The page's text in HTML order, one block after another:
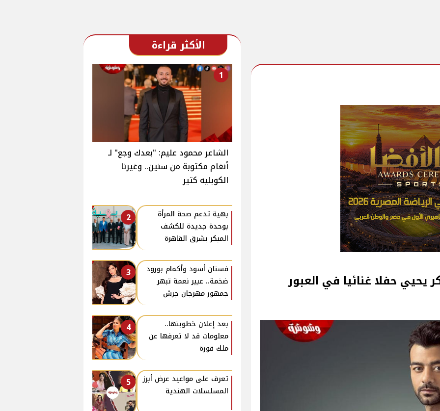
حفلا غنائيا في العبور
الأكثر قراءة
1
الشاعر محمود عليم: "بعدك وجع" لـ
أنغام مكتوبة من سنين.. وغيرنا
الكوبليه كتير
2
بهية تدعم صحة المرأة
بوحدة جديدة للكشف
المبكر بشرق القاهرة
3
فستان أسود وأكمام بورود
ضخمة.. عبير نعمة تبهر
جمهور مهرجان جرش
4
بعد إعلان خطوبتها..
معلومات قد لا تعرفها عن
ملك قورة
5
تعرف على مواعيد عرض أبرز
المسلسلات الهندية